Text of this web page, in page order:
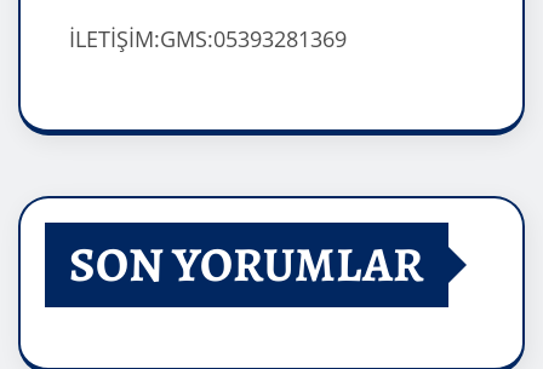
İLETİŞİM:GMS:05393281369
SON YORUMLAR